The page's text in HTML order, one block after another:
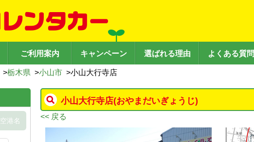
ご利用案内 キャンペーン 選ばれる理由 よくある質問
>栃木県 >小山市 >小山大行寺店
小山大行寺店(おやまだいぎょうじ)
<< 戻る
空港名